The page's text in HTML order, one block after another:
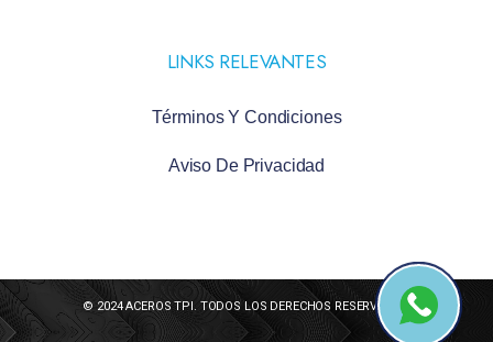
LINKS RELEVANTES
Términos Y Condiciones
Aviso De Privacidad
© 2024 ACEROS TPI. TODOS LOS DERECHOS RESERVADOS